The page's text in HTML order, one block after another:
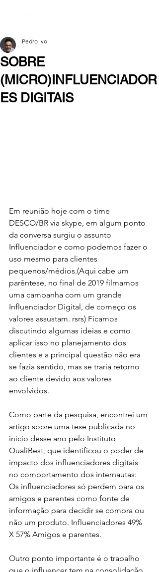
SOBRE
(MICRO)INFLUENCIADOR
ES DIGITAIS
Pedro Ivo
Em reunião hoje com o time
DESCO/BR via skype, em algum ponto
da conversa surgiu o assunto
Influenciador e como podemos fazer o
uso mesmo para clientes
pequenos/médios.(Aqui cabe um
parêntese, no final de 2019 filmamos
uma campanha com um grande
Influenciador Digital, de começo os
valores assustam. rsrs) Ficamos
discutindo algumas ideias e como
aplicar isso no planejamento dos
clientes e a principal questão não era
se fazia sentido, mas se traria retorno
ao cliente devido aos valores
envolvidos.
Como parte da pesquisa, encontrei um
artigo sobre uma tese publicada no
início desse ano pelo Instituto
QualiBest, que identificou o poder de
impacto dos influenciadores digitais
no comportamento dos internautas:
Os influenciadores só perdem para os
amigos e parentes como fonte de
informação para decidir se compra ou
não um produto. Influenciadores 49%
X 57% Amigos e parentes.
Outro ponto importante é o trabalho
que o influencer tem na consolidação